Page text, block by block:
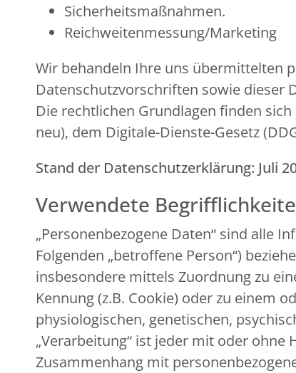
Sicherheitsmaßnahmen.
Reichweitenmessung/Marketing
Wir behandeln Ihre uns übermittelten
Datenschutzvorschriften sowie dieser
Die rechtlichen Grundlagen finden
neu), dem Digitale-Dienste-Gesetz
Stand der Datenschutzerklärung: Juli
Verwendete
„Personenbezogene Daten“ sind alle
Folgenden „betroffene Person“)
insbesondere mittels Zuordnung zu
Kennung (z.B. Cookie) oder zu einem
physiologischen, genetischen,
„Verarbeitung“ ist jeder mit oder
Zusammenhang mit